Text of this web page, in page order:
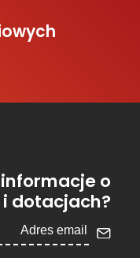
o
dotacjach?